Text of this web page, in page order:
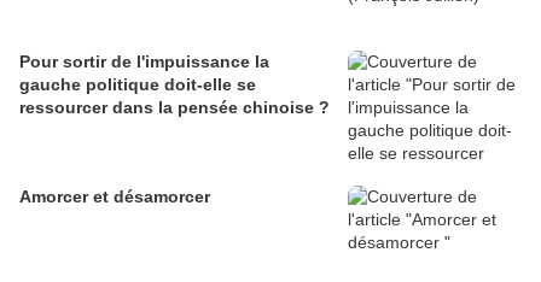
Pour sortir de l'impuissance la
gauche politique doit-elle se
ressourcer dans la pensée chinoise ?
Amorcer et désamorcer